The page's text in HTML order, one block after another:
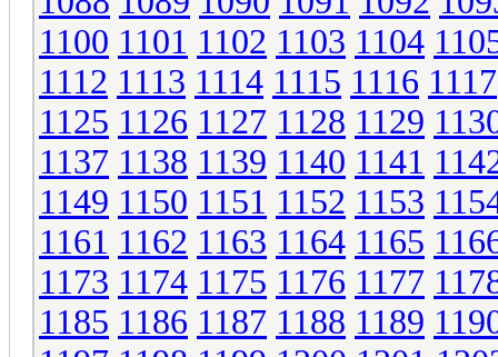
1100 1101 1102 1103 1104
1112 1113 1114 1115 1116 1117
1125 1126 1127 1128 1129
1137 1138 1139 1140 1141
1149 1150 1151 1152 1153
1161 1162 1163 1164 1165
1173 1174 1175 1176 1177
1185 1186 1187 1188 1189